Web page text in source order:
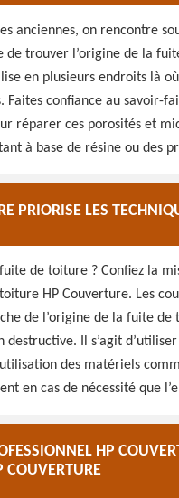
anciennes, on rencontre
de trouver l’origine de la
en plusieurs endroits là
Faites confiance au savoir-
réparer ces porosités et
à base de résine ou des
PRIORISE LES
fuite de toiture ? Confiez la
HP Couverture. Les
de l’origine de la fuite
destructive. Il s’agit
des matériels
en cas de nécessité que
HP
COUVERTURE